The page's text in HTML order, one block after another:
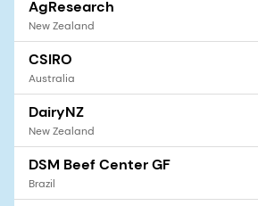
AgResearch
New Zealand
CSIRO
Australia
DairyNZ
New Zealand
DSM Beef Center GF
Brazil